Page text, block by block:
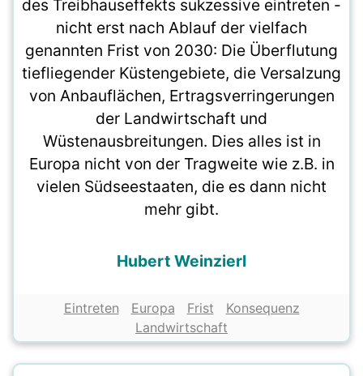
des Treibhauseffekts sukzessive eintreten -
nicht erst nach Ablauf der vielfach
genannten Frist von 2030: Die Überflutung
tiefliegender Küstengebiete, die Versalzung
von Anbauflächen, Ertragsverringerungen
der Landwirtschaft und
Wüstenausbreitungen. Dies alles ist in
Europa nicht von der Tragweite wie z.B. in
vielen Südseestaaten, die es dann nicht
mehr gibt.
Hubert Weinzierl
Eintreten Europa Frist
Konsequenz
Landwirtschaft